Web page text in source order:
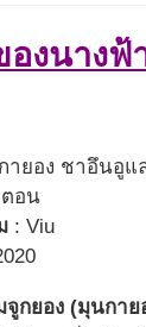
งนางฟ้
ายอง ชาอึนอูแ
ตอน
: Viu
จูกยอง (มุนกาย